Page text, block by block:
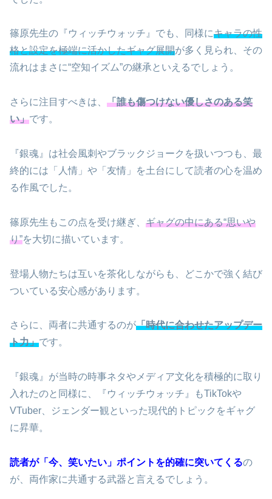
篠原先生の『ウィッチウォッチ』でも、同様にキャラの性
格と設定を極端に活かしたギャグ展開が多く見られ、その
流れはまさに“空知イズム”の継承といえるでしょう。
さらに注目すべきは、 「誰も傷つけない優しさのある笑
い」です。
『銀魂』は社会風刺やブラックジョークを扱いつつも、最
終的には「人情」や「友情」を土台にして読者の心を温め
る作風でした。
篠原先生もこの点を受け継ぎ、 ギャグの中にある“思いや
り”を大切に描いています。
登場人物たちは互いを茶化しながらも、どこかで強く結び
ついている安心感があります。
さらに、両者に共通するのが「時代に合わせたアップデー
ト力」です。
『銀魂』が当時の時事ネタやメディア文化を積極的に取り
入れたのと同様に、『ウィッチウォッチ』もTikTokや
VTuber、ジェンダー観といった現代的トピックをギャグ
に昇華。
読者が「今、笑いたい」ポイントを的確に突いてくるの
が、両作家に共通する武器と言えるでしょう。